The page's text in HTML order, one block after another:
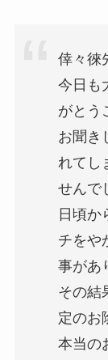
倖々徠
今日も
がとう
お聞き
れてし
せんで
日頃か
チをや
事があ
その結
定のお
本当の